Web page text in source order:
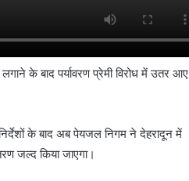
के बाद पर्यावरण प्रेमी विरोध में उतर आए
के बाद अब पेयजल निगम ने देहरादून में
जल्द किया जाएगा।